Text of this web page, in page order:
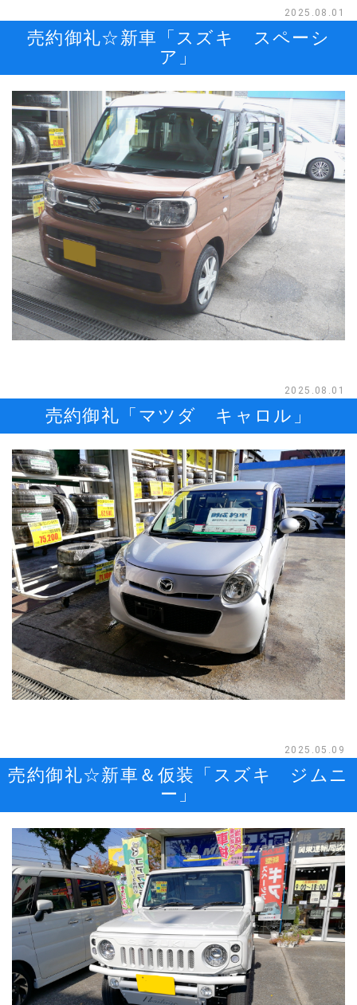
2025.08.01
売約御礼☆新車「スズキ スペーシ
ア」
2025.08.01
売約御礼「マツダ キャロル」
2025.05.09
売約御礼☆新車＆仮装「スズキ ジムニ
ー」